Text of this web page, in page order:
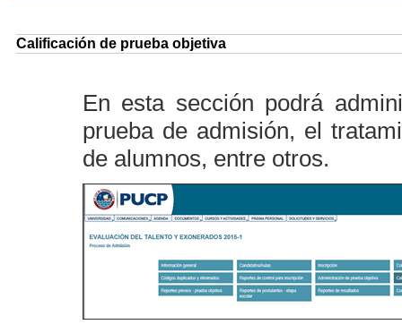
Calificación de prueba objetiva
En esta sección podrá
prueba de admisión, el
de alumnos, entre otros.